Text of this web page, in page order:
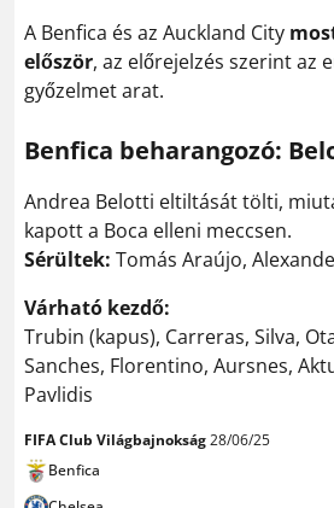
A Benfica és az Auckland City
először, az előrejelzés szerint az
győzelmet arat.
Benfica beharangozó:
Andrea Belotti eltiltását tölti,
kapott a Boca elleni meccsen.
Sérültek: Tomás Araújo,
Várható kezdő:
Trubin (kapus), Carreras, Silva,
Sanches, Florentino, Aursnes,
Pavlidis
FIFA Club Világbajnokság28/06/25
Benfica